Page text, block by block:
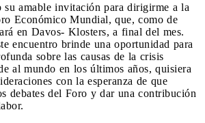
su amable invitación para dirigirme a la
Económico Mundial, que, como de
en Davos- Klosters, a final del mes.
encuentro brinde una oportunidad para
sobre las causas de la crisis
al mundo en los últimos años, quisiera
con la esperanza de que
debates del Foro y dar una contribución